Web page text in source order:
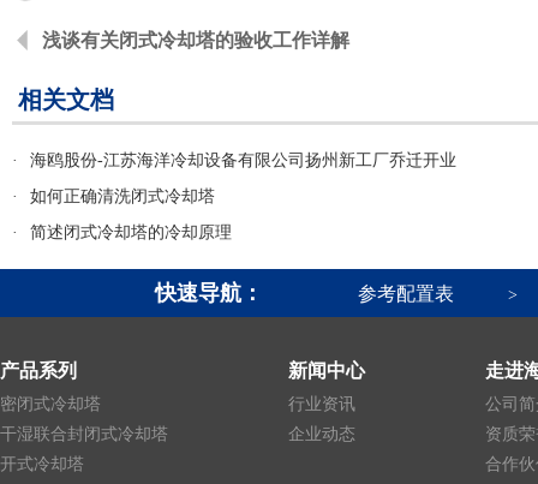
浅谈有关闭式冷却塔的验收工作详解
相关文档
·
海鸥股份-江苏海洋冷却设备有限公司扬州新工厂乔迁开业
·
如何正确清洗闭式冷却塔
·
简述闭式冷却塔的冷却原理
快速导航： 参考配置表 >
产品系列
密闭式冷却塔
干湿联合封闭式冷却塔
开式冷却塔
新闻中心
行业资讯
企业动态
走进
公司
资质
合作